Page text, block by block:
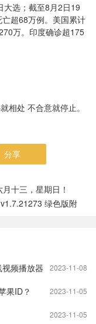
大选；截至8月2日19
超68万例。美国累计
万。印度确诊超175
相处 不合意就停止。
分享
十三，星期日！
绿色版附
2023-11-08
频播放器
2023-11-05
果ID？
2023-11-05